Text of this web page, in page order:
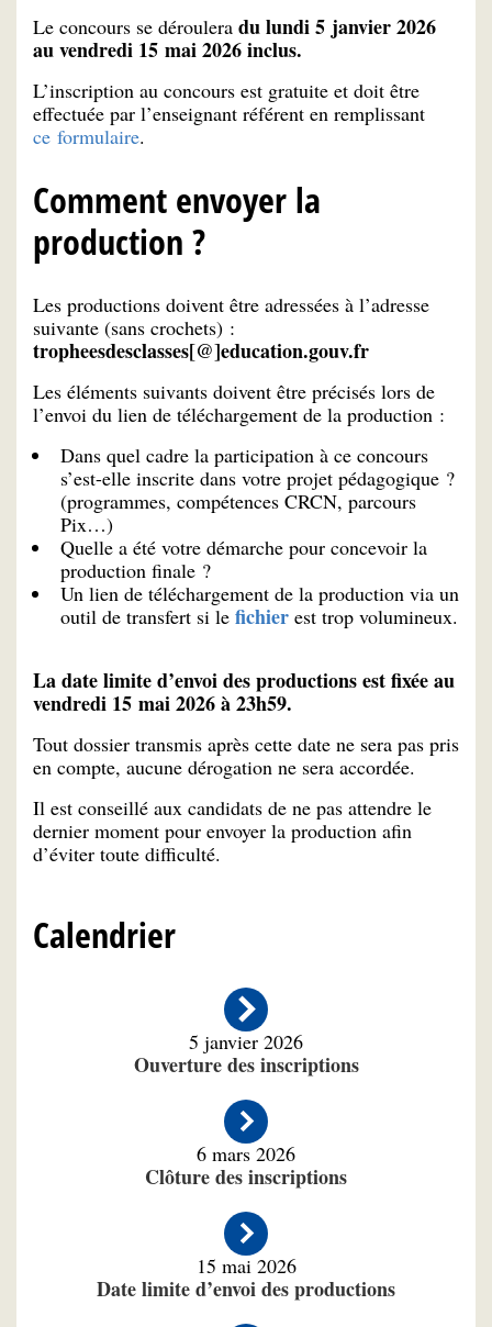
Le concours se déroulera du lundi 5 janvier 2026
au vendredi 15 mai 2026 inclus.
L’inscription au concours est gratuite et doit être
effectuée par l’enseignant référent en remplissant
ce formulaire.
Comment envoyer la
production ?
Les productions doivent être adressées à l’adresse
suivante (sans crochets) :
tropheesdesclasses[@]education.gouv.fr
Les éléments suivants doivent être précisés lors de
l’envoi du lien de téléchargement de la production :
Dans quel cadre la participation à ce concours
s’est-elle inscrite dans votre projet pédagogique ?
(programmes, compétences CRCN, parcours
Pix…)
Quelle a été votre démarche pour concevoir la
production finale ?
Un lien de téléchargement de la production via un
outil de transfert si le fichier est trop volumineux.
La date limite d’envoi des productions est fixée au
vendredi 15 mai 2026 à 23h59.
Tout dossier transmis après cette date ne sera pas pris
en compte, aucune dérogation ne sera accordée.
Il est conseillé aux candidats de ne pas attendre le
dernier moment pour envoyer la production afin
d’éviter toute difficulté.
Calendrier
5 janvier 2026
Ouverture des inscriptions
6 mars 2026
Clôture des inscriptions
15 mai 2026
Date limite d’envoi des productions